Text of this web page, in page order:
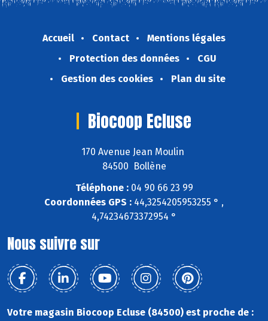
Accueil Contact
Mentions légales
Protection des données
CGU
Gestion des cookies
Plan du site
Biocoop Ecluse
170 Avenue Jean Moulin
84500 Bollène
Téléphone :04 90 66 23 99
Coordonnées GPS : 44,3254205953255 ° ,
4,74234673372954 °
Nous suivre sur
Votre magasin Biocoop Ecluse (84500) est proche de :